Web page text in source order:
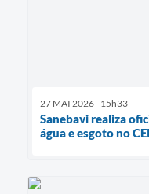
27 MAI 2026 - 15h33
Sanebavi realiza
água e esgoto no